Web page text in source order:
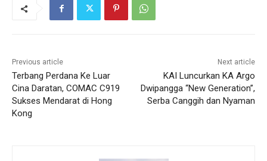
Previous article
Terbang Perdana Ke Luar
Cina Daratan, COMAC C919
Sukses Mendarat di Hong
Kong
Next article
KAI Luncurkan KA Argo
Dwipangga “New Generation”,
Serba Canggih dan Nyaman